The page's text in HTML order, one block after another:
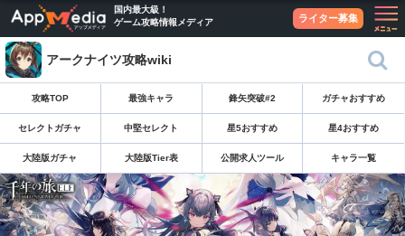
国内最大級！
ゲーム攻略情報メディア
ライター募集
アークナイツ攻略wiki
攻略TOP 最強キャラ 鋒矢突破#2 ガチャおすすめ
セレクトガチャ 中堅セレクト 星5おすすめ 星4おすすめ
大陸版ガチャ 大陸版Tier表 公開求人ツール キャラ一覧